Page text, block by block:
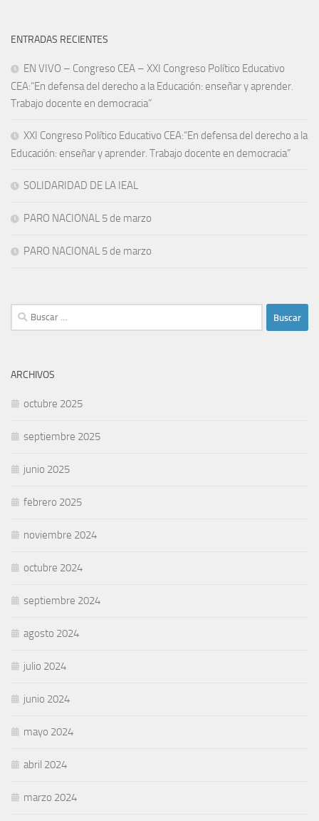
ENTRADAS RECIENTES
EN VIVO – Congreso CEA – XXI Congreso Político Educativo
CEA:“En defensa del derecho a la Educación: enseñar y aprender.
Trabajo docente en democracia”
XXI Congreso Político Educativo CEA:“En defensa del derecho a la
Educación: enseñar y aprender. Trabajo docente en democracia”
SOLIDARIDAD DE LA IEAL
PARO NACIONAL 5 de marzo
PARO NACIONAL 5 de marzo
Buscar:
ARCHIVOS
octubre 2025
septiembre 2025
junio 2025
febrero 2025
noviembre 2024
octubre 2024
septiembre 2024
agosto 2024
julio 2024
junio 2024
mayo 2024
abril 2024
marzo 2024